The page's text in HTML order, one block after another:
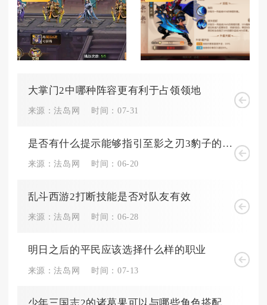
大掌门2中哪种阵容更有利于占领领地
来源：法岛网 时间：07-31
是否有什么提示能够指引至影之刃3豹子的隐士信函所在
来源：法岛网 时间：06-20
乱斗西游2打断技能是否对队友有效
来源：法岛网 时间：06-28
明日之后的平民应该选择什么样的职业
来源：法岛网 时间：07-13